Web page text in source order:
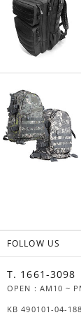
FOLLOW US
T. 1661-3098
OPEN : AM10 ~
KB 490101-04-